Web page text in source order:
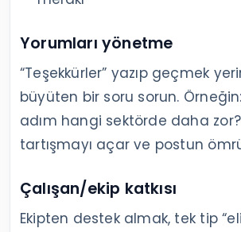
Yorumları yönetme
“Teşekkürler” yazıp geçmek
büyüten bir soru sorun.
adım hangi sektörde daha
tartışmayı açar ve postun
Çalışan/ekip katkısı
Ekipten destek almak, tek tip